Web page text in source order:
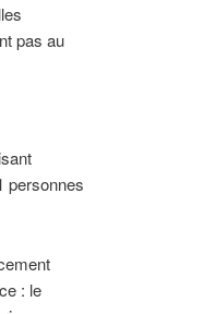
pas au
personnes
: le